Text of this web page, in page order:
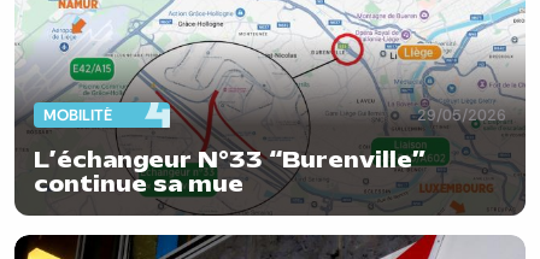
MOBILITÉ 29/05/2026
L’échangeur N°33 “Burenville”
continue sa mue